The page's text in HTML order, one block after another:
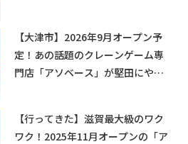
【大津市】2026年9月オープン予
定！あの話題のクレーンゲーム専
門店「アソベース」が堅田にやっ
【行ってきた】滋賀最大級のワク
ワク！2025年11月オープンの「ア